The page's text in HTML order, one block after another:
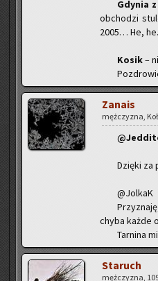
Gdy­nia
ob­cho­dzi
2005… He, he.
Kosik–
Za­na­is
męż­czy­zna,
Dzię­ki za
@Jol­kaK
chyba każde
Tar­ni­na
Sta­ruch
męż­czy­zna,